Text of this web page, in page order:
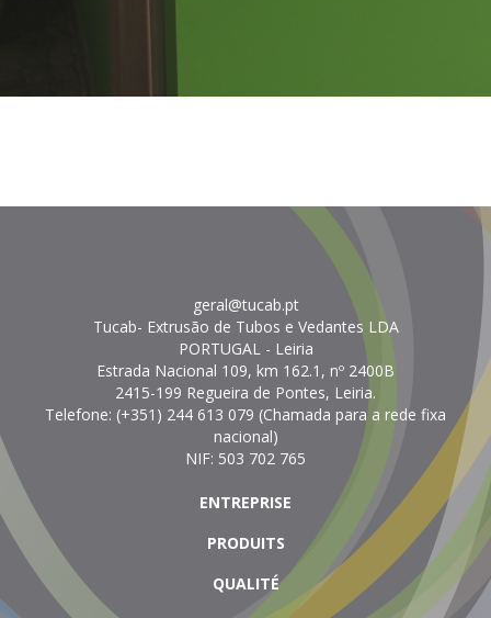
geral@tucab.pt
Tucab- Extrusão de Tubos e Vedantes LDA
PORTUGAL- Leiria
Estrada Nacional 109, km 162.1, nº 2400B
2415-199 Regueira de Pontes, Leiria.
Telefone: (+351) 244 613 079 (Chamada para a rede fixa
nacional)
NIF: 503 702 765
ENTREPRISE
PRODUITS
QUALITÉ